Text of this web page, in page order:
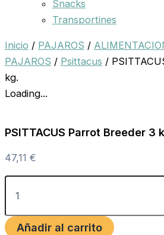
Snacks
Transportines
Inicio / PAJAROS /
PAJAROS / Psittacus /
kg.
Loading...
PSITTACUS Parrot Breeder 3
47,11 €
Añadir al carrito